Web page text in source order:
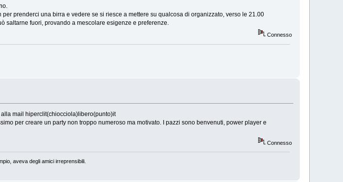
prenderci una birra e vedere se si riesce a mettere su qualcosa di organizzato, verso le 21.00
saltarne fuori, provando a mescolare esigenze e preferenze.
Connesso
mail hiperclit(chiocciola)libero(punto)it
per creare un party non troppo numeroso ma motivato. I pazzi sono benvenuti, power player e
Connesso
aveva degli amici irreprensibili.